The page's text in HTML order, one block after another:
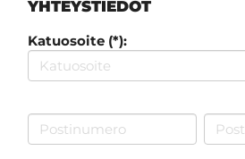
YHTEYSTIEDOT
Katuosoite (*):